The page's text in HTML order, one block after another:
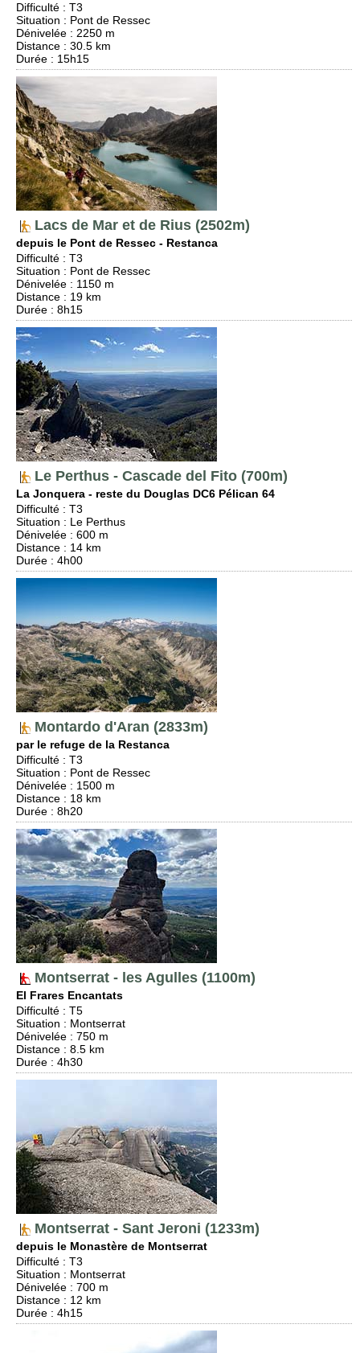
Difficulté : T3
Situation : Pont de Ressec
Dénivelée : 2250 m
Distance : 30.5 km
Durée : 15h15
Lacs de Mar et de Rius (2502m)
depuis le Pont de Ressec - Restanca
Difficulté : T3
Situation : Pont de Ressec
Dénivelée : 1150 m
Distance : 19 km
Durée : 8h15
Le Perthus - Cascade del Fito (700m)
La Jonquera - reste du Douglas DC6 Pélican 64
Difficulté : T3
Situation : Le Perthus
Dénivelée : 600 m
Distance : 14 km
Durée : 4h00
Montardo d'Aran (2833m)
par le refuge de la Restanca
Difficulté : T3
Situation : Pont de Ressec
Dénivelée : 1500 m
Distance : 18 km
Durée : 8h20
Montserrat - les Agulles (1100m)
El Frares Encantats
Difficulté : T5
Situation : Montserrat
Dénivelée : 750 m
Distance : 8.5 km
Durée : 4h30
Montserrat - Sant Jeroni (1233m)
depuis le Monastère de Montserrat
Difficulté : T3
Situation : Montserrat
Dénivelée : 700 m
Distance : 12 km
Durée : 4h15